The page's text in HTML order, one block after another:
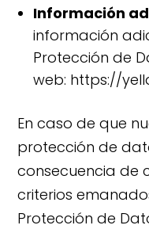
Información
información
Protección de
web: https://
En caso de que
protección de
consecuencia de
criterios
Protección de